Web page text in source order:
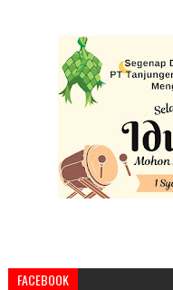
FACEBOOK